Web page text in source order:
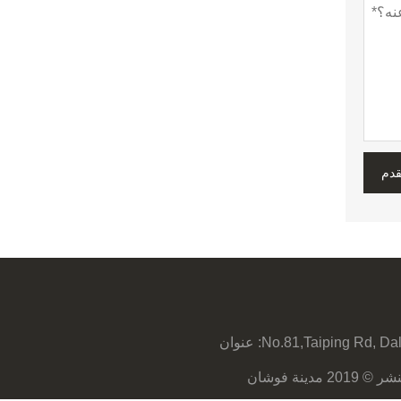
عنوان :No.81,Taiping Rd,